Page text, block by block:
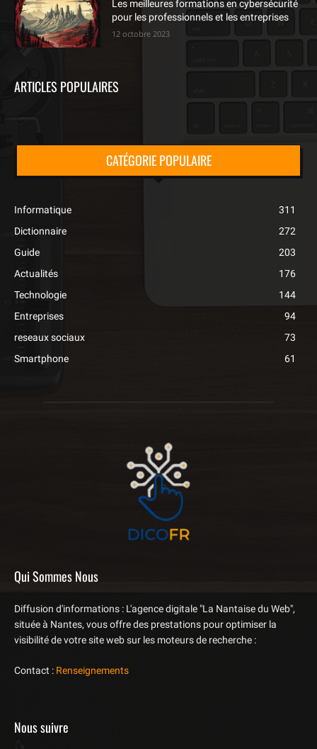
Les meilleures formations en cybersécurité
pour les professionnels et les entreprises
12 octobre 2023
ARTICLES POPULAIRES
CATÉGORIE POPULAIRE
Informatique
311
Dictionnaire
272
Guide
203
Actualités
176
Technologie
144
Entreprises
94
reseaux sociaux
73
Smartphone
61
Qui Sommes Nous
Diffusion d'informations : L'agence digitale "La Nantaise du Web",
située à Nantes, vous offre des prestations pour optimiser la
visibilité de votre site web sur les moteurs de recherche :
Contact : Renseignements
Nous suivre